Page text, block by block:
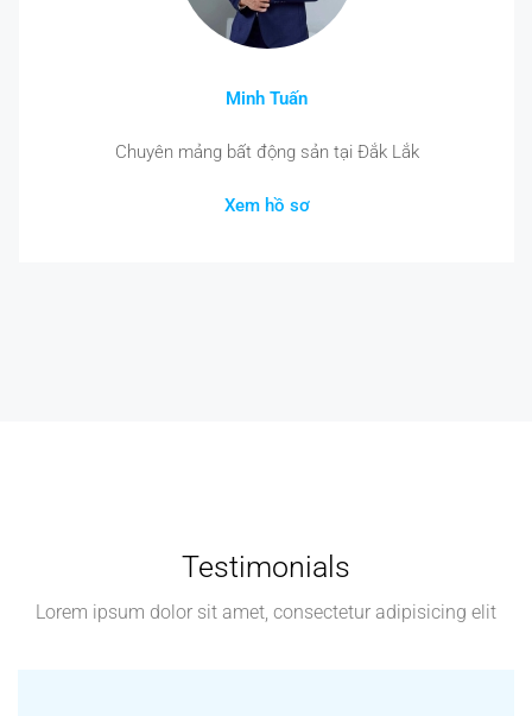
Minh Tuấn
Chuyên mảng bất động sản tại Đắk Lắk
Xem hồ sơ
Testimonials
Lorem ipsum dolor sit amet, consectetur adipisicing elit